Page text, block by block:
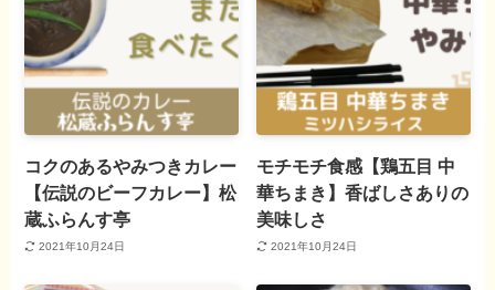
コクのあるやみつきカレー
【伝説のビーフカレー】松
蔵ふらんす亭
2021年10月24日
モチモチ食感【鶏五目 中
華ちまき】香ばしさありの
美味しさ
2021年10月24日